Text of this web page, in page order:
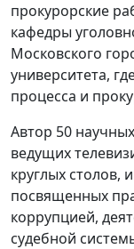
прокурорские
кафедры
Московского
университета,
процесса и
Автор 50
ведущих
круглых столов,
посвященных
коррупцией,
судебной